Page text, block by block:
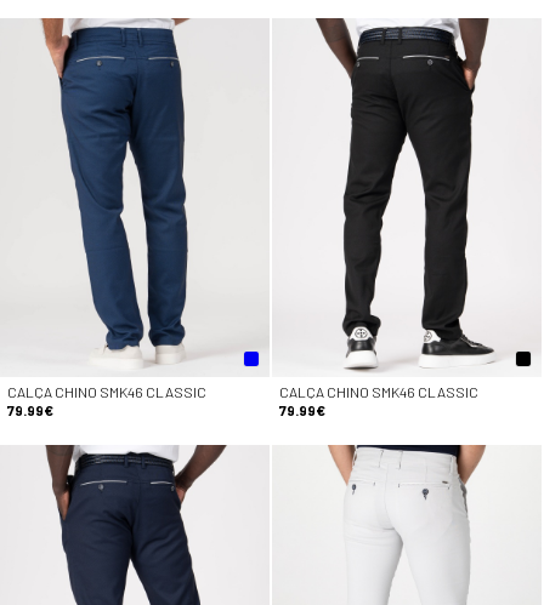
CALÇA CHINO SMK46 CLASSIC
79.99€
CALÇA CHINO SMK46 CLASSIC
79.99€